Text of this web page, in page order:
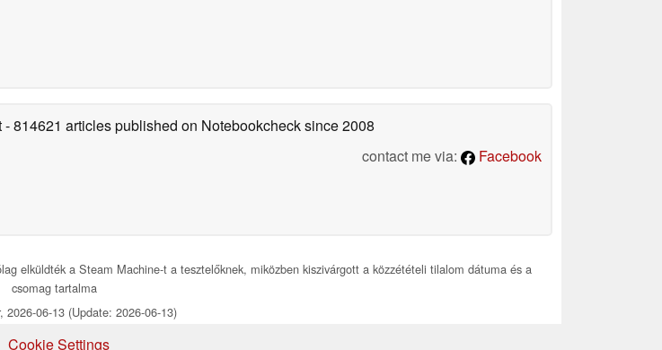
- 814621 articles published on Notebookchecksince 2008
contact me via:
Facebook
elküldték a Steam Machine-t a tesztelőknek, miközben kiszivárgott a közzétételi tilalom dátuma és a
csomag tartalma
2026-06-13 (Update: 2026-06-13)
Cookie Settings